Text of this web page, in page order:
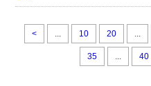
< ... 10 20 ...
35 ... 40